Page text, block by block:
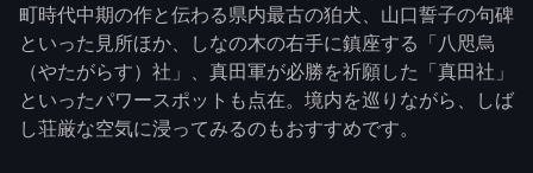
町時代中期の作と伝わる県内最古の狛犬、山口誓子の句碑
といった見所ほか、しなの木の右手に鎮座する「八咫烏
（やたがらす）社」、真田軍が必勝を祈願した「真田社」
といったパワースポットも点在。境内を巡りながら、しば
し荘厳な空気に浸ってみるのもおすすめです。